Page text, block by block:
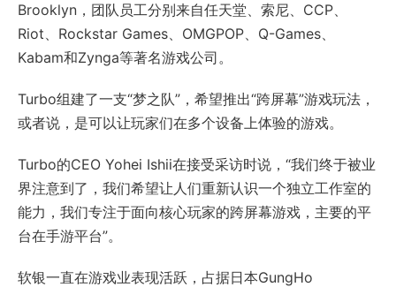
Brooklyn，团队员工分别来自任天堂、索尼、CCP、
Riot、Rockstar Games、OMGPOP、Q-Games、
Kabam和Zynga等著名游戏公司。
Turbo组建了一支“梦之队”，希望推出“跨屏幕”游戏玩法，
或者说，是可以让玩家们在多个设备上体验的游戏。
Turbo的CEO Yohei Ishii在接受采访时说，“我们终于被业
界注意到了，我们希望让人们重新认识一个独立工作室的
能力，我们专注于面向核心玩家的跨屏幕游戏，主要的平
台在手游平台”。
软银一直在游戏业表现活跃，占据日本GungHo